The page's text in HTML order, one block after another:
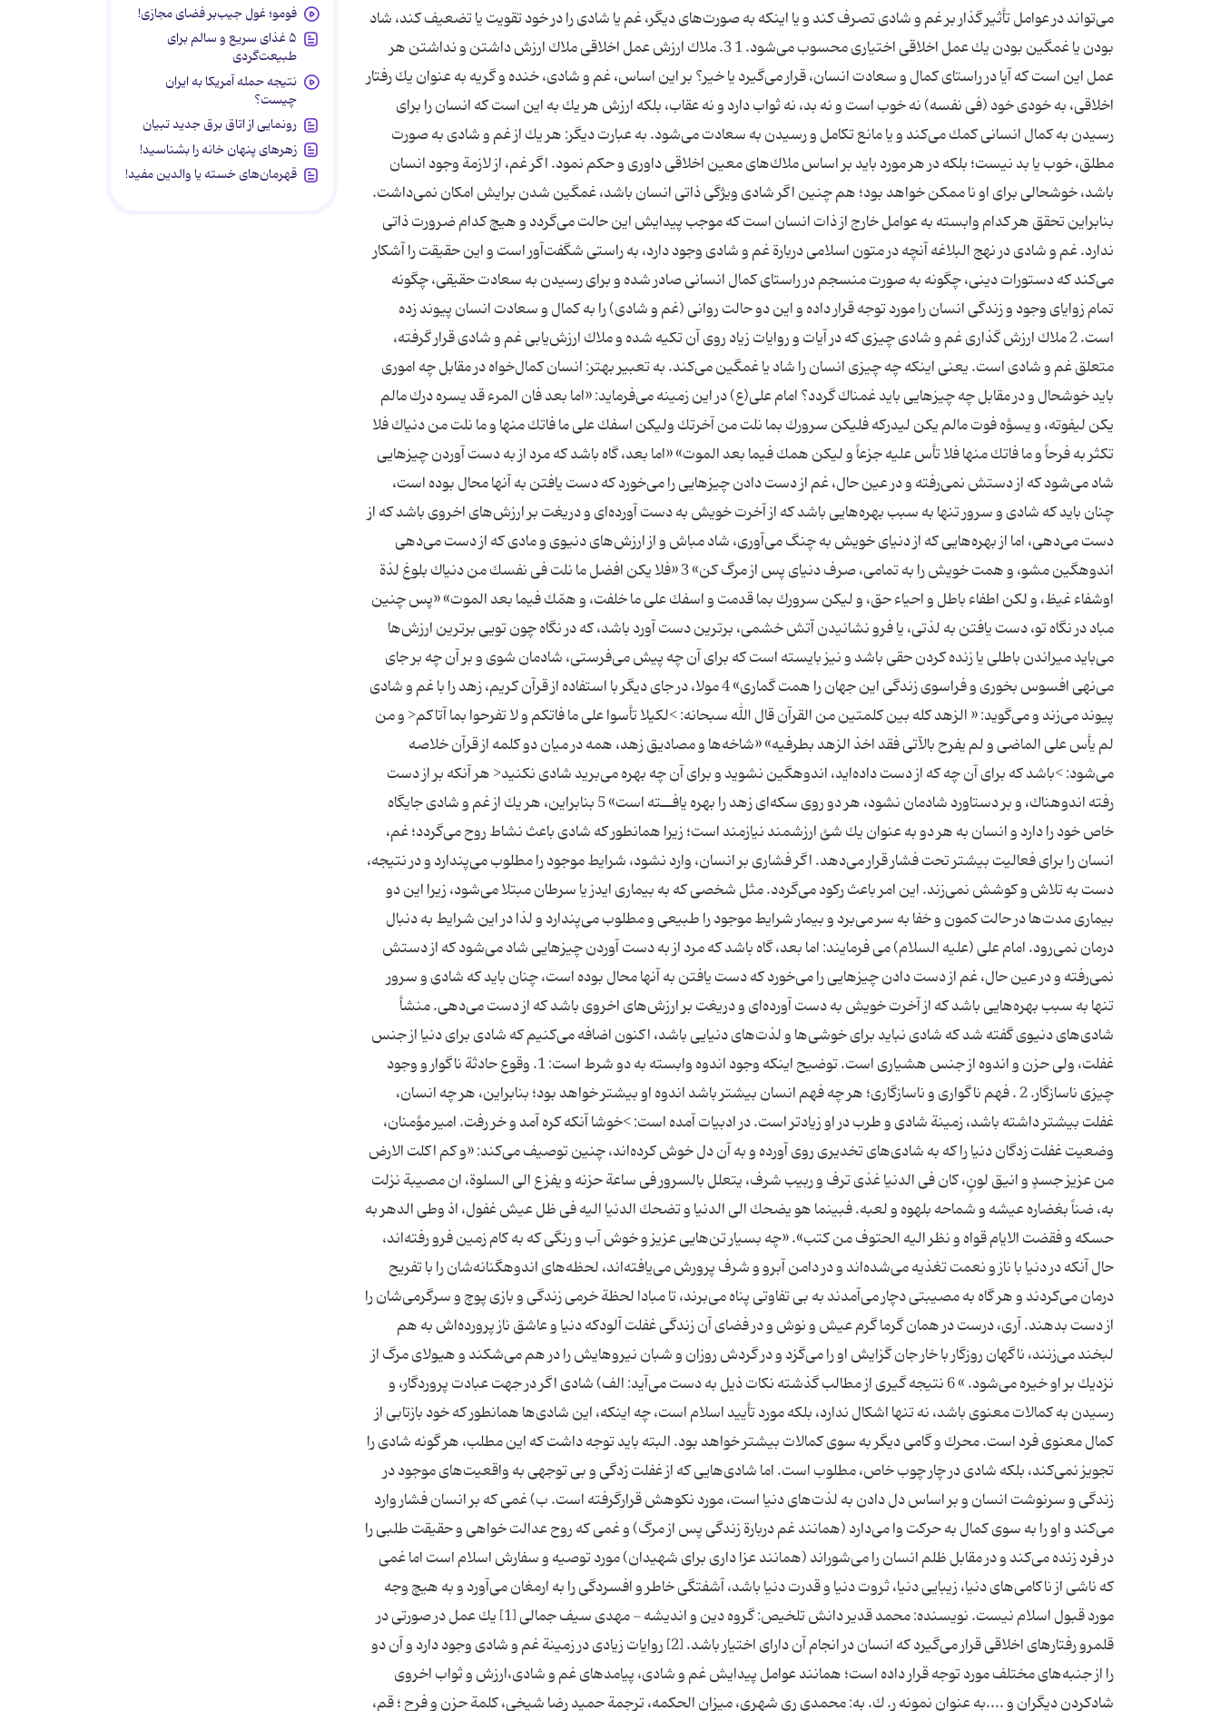
می‌تواند در عوامل تأثیر گذار بر غم و شادی تصرف كند و یا اینكه به صورت‌های دیگر، غم یا شادی را در خود تقویت یا تضعیف كند،‌ شاد
بودن یا غمگین بودن یك عمل اخلاقی اختیاری محسوب می‌شود. 1 3. ملاك ارزش عمل اخلاقی ملاك ارزش داشتن و نداشتن هر
عمل این است كه آیا در راستای كمال و سعادت انسان، قرار می‌گیرد یا خیر؟ بر این اساس، غم و شادی، خنده و گریه به عنوان یك رفتار
اخلاقی، به خودی خود (فی نفسه) نه خوب است و نه بد، نه ثواب دارد و نه عقاب، بلكه ارزش هر یك به این است كه انسان را برای
رسیدن به كمال انسانی كمك می‌كند و یا مانع تكامل و رسیدن به سعادت می‌شود. به عبارت دیگر: هر یك از غم و شادی به صورت
مطلق، خوب یا بد نیست؛‌ بلكه در هر مورد باید بر اساس ملاك‌های معین اخلاقی داوری و حكم نمود. اگر غم، از لازمة وجود انسان
باشد، خوشحالی برای او نا ممكن خواهد بود؛ هم چنین اگر شادی ویژگی ذاتی انسان باشد، غمگین شدن برایش امكان نمی‌داشت.
بنابراین تحقق هر كدام وابسته به عوامل خارج از ذات انسان است كه موجب پیدایش این حالت می‌گردد و هیچ كدام ضرورت ذاتی
ندارد. غم و شادی در نهج البلاغه آنچه در متون اسلامی دربارة غم و شادی وجود دارد، به راستی شگفت‌آور است و این حقیقت را آشكار
می‌كند كه دستورات دینی، چگونه به صورت منسجم در راستای كمال انسانی صادر شده و برای رسیدن به سعادت حقیقی، چگونه
تمام زوایای وجود و زندگی انسان را مورد توجه قرار داده و این دو حالت روانی (غم و شادی) را به كمال و سعادت انسان پیوند زده
است. 2 ملاك ارزش گذاری غم و شادی چیزی كه در آیات و روایات زیاد روی آن تكیه شده و ملاك ارزش‌یابی غم و شادی قرار گرفته،
متعلق غم و شادی است. یعنی اینكه چه چیزی انسان را شاد یا غمگین می‌كند. به تعبیر بهتر: انسان كمال‌خواه در مقابل چه اموری
باید خوشحال و در مقابل چه چیزهایی باید غمناك گردد؟ امام علی(ع) در این زمینه می‌فرماید: «اما بعد فان المرء قد یسره درك مالم
یكن لیفوته، و یسؤه فوت مالم یكن لیدركه فلیكن سرورك بما نلت من آخرتك ولیكن اسفك علی ما فاتك منها و ما نلت من دنیاك فلا
تكثر به فرحاً و ما فاتك منها فلا تأس علیه جزعاً و لیكن همك فیما بعد الموت» «اما بعد، گاه باشد كه مرد از به دست آوردن چیزهایی
شاد می‌شود كه از دستش نمی‌رفته و در عین حال،‌ غم از دست دادن چیزهایی را می‌خورد كه دست یافتن به آنها محال بوده است،‌
چنان باید كه شادی و سرور تنها به سبب بهره‌هایی باشد كه از آخرت خویش به دست آورده‌ای و دریغت بر ارزش‌های اخروی باشد كه از
دست می‌دهی، اما از بهره‌هایی كه از دنیای خویش به چنگ می‌آوری،‌ شاد مباش و از ارزش‌های دنیوی و مادی كه از دست می‌دهی
اندوهگین مشو،‌ و همت خویش را به تمامی،‌ صرف دنیای پس از مرگ كن» 3 «فلا یكن افضل ما نلت فی نفسك من دنیاك بلوغ لذة
اوشفاء غیظ،‌ و لكن اطفاء باطل و احیاء حق،‌ و لیكن سرورك بما قدمت و اسفك علی ما خلفت، و همّك فیما بعد الموت» «پس چنین
مباد در نگاه تو، دست یافتن به لذتی، یا فرو نشانیدن آتش خشمی،‌ برترین دست آورد باشد، كه در نگاه چون تویی برترین ارزش‌ها
می‌باید میراندن باطلی یا زنده كردن حقی باشد و نیز بایسته است كه برای آن چه پیش می‌فرستی،‌ شادمان شوی و بر آن چه بر جای
می‌نهی افسوس بخوری و فراسوی زندگی این جهان را همت گماری» 4 مولا، در جای دیگر با استفاده از قرآن كریم، زهد را با غم و شادی
پیوند می‌زند و می‌گوید: « الزهد كله بین كلمتین من القرآن قال الله سبحانه: >لكیلا تأسوا علی ما فاتكم و لا تفرحوا بما آتاكم< و من
لم یأس علی الماضی و لم یفرح بالآتی فقد اخذ الزهد بطرفیه» «شاخه‌ها و مصادیق زهد، همه در میان دو كلمه از قرآن خلاصه
می‌شود: >باشد كه برای آن چه كه از دست داده‌اید،‌ اندوهگین نشوید و برای آن چه بهره می‌برید شادی نكنید< هر آنكه بر از دست
رفته اندوهناك،‌ و بر دستاورد شادمان نشود،‌ هر دو روی سكه‌ای زهد را بهره یافــته است» 5 بنابراین، هر یك از غم و شادی جایگاه
خاص خود را دارد و انسان به هر دو به عنوان یك شئ ارزشمند نیازمند است؛ زیرا همانطور كه شادی باعث نشاط روح می‌گردد؛ غم،
انسان را برای فعالیت بیشتر تحت فشار قرار می‌دهد. اگر فشاری بر انسان، وارد نشود، شرایط موجود را مطلوب می‌پندارد و در نتیجه،
دست به تلاش و كوشش نمی‌زند. این امر باعث ركود می‌گردد. مثل شخصی كه به بیماری ایدز یا سرطان مبتلا می‌شود، زیرا این دو
بیماری مدت‌ها در حالت كمون و خفا به سر می‌برد و بیمار شرایط موجود را طبیعی و مطلوب می‌پندارد و لذا در این شرایط به دنبال
درمان نمی‌رود. امام علی (علیه السلام) می فرمایند: اما بعد، گاه باشد كه مرد از به دست آوردن چیزهایی شاد می‌شود كه از دستش
نمی‌رفته و در عین حال،‌ غم از دست دادن چیزهایی را می‌خورد كه دست یافتن به آنها محال بوده است،‌ چنان باید كه شادی و سرور
تنها به سبب بهره‌هایی باشد كه از آخرت خویش به دست آورده‌ای و دریغت بر ارزش‌های اخروی باشد كه از دست می‌دهی. منشأ
شادی‌های دنیوی گفته شد كه شادی نباید برای خوشی‌ها و لذت‌های دنیایی باشد، اكنون اضافه می‌كنیم كه شادی برای دنیا از جنس
غفلت،‌ ولی حزن و اندوه از جنس هشیاری است. توضیح اینكه وجود اندوه وابسته به دو شرط است: 1. وقوع حادثة ناگوار و وجود
چیزی ناسازگار. 2 . فهم ناگواری و ناسازگاری؛ هر چه فهم انسان بیشتر باشد اندوه او بیشتر خواهد بود؛ بنابراین، هر چه انسان،
غفلت بیشتر داشته باشد، زمینة شادی و طرب در او زیادتر است. در ادبیات آمده است: >خوشا آنكه كره آمد و خر رفت. امیر مؤمنان،
وضعیت غفلت زدگان دنیا را كه به شادی‌های تخدیری روی آورده و به آن دل خوش كرده‌اند،‌ چنین توصیف می‌كند: «و كم اكلت الارض
من عزیز جسدٍ و انیق لونٍ،‌ كان فی الدنیا غذی ترف و ربیب شرف،‌ یتعلل بالسرور فی ساعة حزنه و یفزع الی السلوة،‌ ان مصیبة نزلت
به، ضناً بغضاره عیشه و شماحه بلهوه و لعبه. فبینما هو یضحك الی الدنیا و تضحك الدنیا الیه فی ظل عیش غفول، اذ وطی الدهر به
حسكه و فقضت الایام قواه و نظر الیه الحتوف من كتب». «چه بسیار تن‌هایی عزیز و خوش آب و رنگی كه به كام زمین فرو رفته‌اند،
حال آنكه در دنیا با ناز و نعمت تغذیه می‌شده‌اند و در دامن آبرو و شرف پرورش می‌یافته‌اند،‌ لحظه‌های اندوهگنانه‌شان را با تفریح
درمان می‌كردند و هر گاه به مصیبتی دچار می‌آمدند به بی تفاوتی پناه می‌برند، تا مبادا لحظة خرمی زندگی و بازی پوچ و سرگرمی‌شان را
از دست بدهند. آری،‌ درست در همان گرما گرم عیش و نوش و در فضای آن زندگی غفلت آلودكه دنیا و عاشق ناز پرورده‌اش به هم
لبخند می‌زنند‌، ناگهان روزگار با خار جان گزایش او را می‌گزد و در گردش روزان و شبان نیروهایش را در هم می‌شكند و هیولای مرگ از
نزدیك بر او خیره می‌شود. » 6 نتیجه گیری از مطالب گذشته نكات ذیل به دست می‌آید: الف) شادی اگر در جهت عبادت پروردگار،‌ و
رسیدن به كمالات معنوی باشد، نه تنها اشكال ندارد،‌ بلكه مورد تأیید اسلام است، چه اینكه،‌ این شادی‌ها همانطور كه خود بازتابی از
كمال معنوی فرد است. محرك و گامی دیگر به سوی كمالات بیشتر خواهد بود. البته باید توجه داشت كه این مطلب،‌ هر گونه شادی را
تجویز نمی‌كند، بلكه شادی در چار چوب خاص، مطلوب است. اما شادی‌هایی كه از غفلت زدگی و بی توجهی به واقعیت‌های موجود در
زندگی و سرنوشت انسان و بر اساس دل دادن به لذت‌های دنیا است، مورد نكوهش قرارگرفته است. ب) غمی كه بر انسان فشار وارد
می‌كند و او را به سوی كمال به حركت وا می‌دارد (همانند غم دربارة زندگی پس از مرگ) و غمی كه روح عدالت خواهی و حقیقت طلبی را
در فرد زنده می‌كند و در مقابل ظلم انسان را می‌شوراند (همانند عزا داری برای شهیدان) مورد توصیه و سفارش اسلام است اما غمی
كه ناشی از ناكامی‌های دنیا، زیبایی دنیا، ثروت دنیا و قدرت دنیا باشد،‌ آشفتگی خاطر و افسردگی را به ارمغان می‌آورد و به هیچ وجه
مورد قبول اسلام نیست. نویسنده: محمد قدیر دانش تلخیص: گروه دین و اندیشه - مهدی سیف جمالی [1] یك عمل در صورتی در
قلمرو رفتارهای اخلاقی قرار می‌گیرد كه انسان در انجام آن دارای اختیار باشد. [2] روایات زیادی در زمینة غم و شادی وجود دارد و آن دو
را از جنبه‌های مختلف مورد توجه قرار داده است؛ همانند عوامل پیدایش غم و شادی،‌ پیامدهای غم و شادی،‌ارزش و ثواب اخروی
شادكردن دیگران و ....به عنوان نمونه ر. ك. به: محمدی ری شهری، میزان الحكمه، ترجمة حمید رضا شیخی، كلمة حزن و فرح ؛ قم،
فومو؛ غول جیب‌بر فضای مجازی!
۵ غذای سریع و سالم برای
طبیعت‌گردی
نتیجه حمله آمریکا به ایران
چیست؟
رونمایی از اتاق برق جدید تبیان
زهرهای پنهان خانه را بشناسید!
قهرمان‌های خسته یا والدین مفید!